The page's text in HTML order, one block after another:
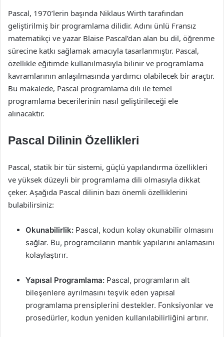
Pascal, 1970’lerin başında Niklaus Wirth tarafından
geliştirilmiş bir programlama dilidir. Adını ünlü Fransız
matematikçi ve yazar Blaise Pascal’dan alan bu dil, öğrenme
sürecine katkı sağlamak amacıyla tasarlanmıştır. Pascal,
özellikle eğitimde kullanılmasıyla bilinir ve programlama
kavramlarının anlaşılmasında yardımcı olabilecek bir araçtır.
Bu makalede, Pascal programlama dili ile temel
programlama becerilerinin nasıl geliştirileceği ele
alınacaktır.
Pascal Dilinin Özellikleri
Pascal, statik bir tür sistemi, güçlü yapılandırma özellikleri
ve yüksek düzeyli bir programlama dili olmasıyla dikkat
çeker. Aşağıda Pascal dilinin bazı önemli özelliklerini
bulabilirsiniz:
Okunabilirlik: Pascal, kodun kolay okunabilir olmasını
sağlar. Bu, programcıların mantık yapılarını anlamasını
kolaylaştırır.
Yapısal Programlama: Pascal, programların alt
bileşenlere ayrılmasını teşvik eden yapısal
programlama prensiplerini destekler. Fonksiyonlar ve
prosedürler, kodun yeniden kullanılabilirliğini artırır.